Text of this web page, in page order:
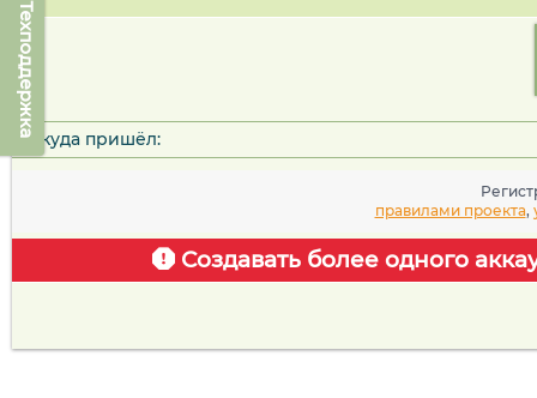
Техподдержка
Откуда пришёл:
правилами проекта,
Создавать более одного